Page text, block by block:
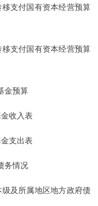
支付国有资本经营预算
支付国有资本经营预算
金预算
收入表
支出表
务情况
及所属地区地方政府债